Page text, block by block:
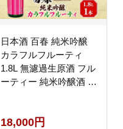
日本酒 百春 純米吟醸
カラフルフルーティ
1.8L 無濾過生原酒 フル
ーティー 純米吟醸酒 清
酌 宅飲み 家飲み ギフ
18,000円